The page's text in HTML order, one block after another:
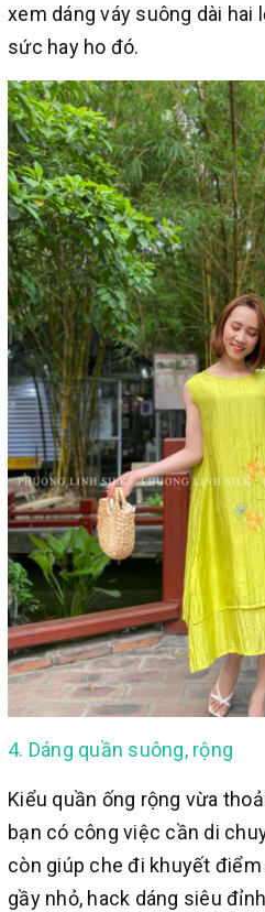
xem dáng váy suông dài hai
sức hay ho đó.
4. Dáng quần suông, rộng
Kiểu quần ống rộng vừa
bạn có công việc cần di
còn giúp che đi khuyết
gầy nhỏ, hack dáng siêu